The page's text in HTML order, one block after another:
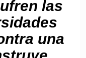
las
una